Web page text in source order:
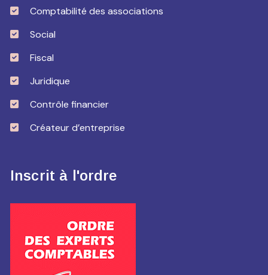
Comptabilité des associations
Social
Fiscal
Juridique
Contrôle financier
Créateur d’entreprise
Inscrit à l'ordre